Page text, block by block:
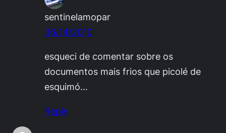
sentinelamopar
06/14/2010
esqueci de comentar sobre os
documentos mais frios que picolé de
esquimó…
Reply